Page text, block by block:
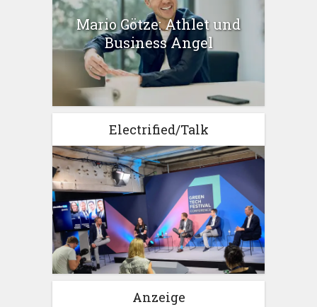
Mario Götze: Athlet und
Business Angel
Electrified/Talk
Anzeige